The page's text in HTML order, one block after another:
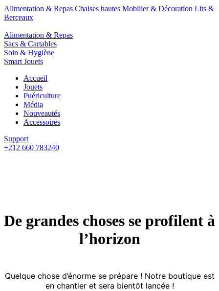
Alimentation & Repas Chaises hautes Mobilier & Décoration Lits &
Berceaux
Alimentation & Repas
Sacs & Cartables
Soin & Hygiène
Smart Jouets
Accueil
Jouets
Puériculture
Média
Nouveautés
Accessoires
Support
+212 660 783240
De grandes choses se profilent à
l’horizon
Quelque chose d’énorme se prépare ! Notre boutique est
en chantier et sera bientôt lancée !